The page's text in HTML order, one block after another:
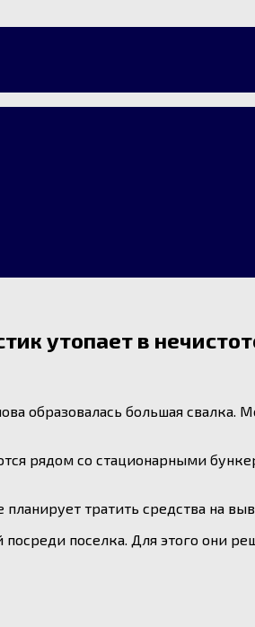
утопает в
образовалась большая
рядом со стационарными
тратить средства на
поселка. Для этого они